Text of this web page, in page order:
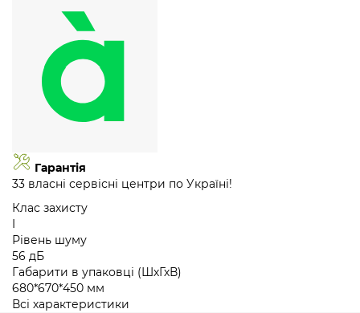
Гарантія
33 власні сервісні центри по Україні!
Клас захисту
I
Рівень шуму
56 дБ
Габарити в упаковці (ШхГхВ)
680*670*450 мм
Всі характеристики